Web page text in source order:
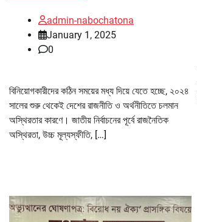
admin-nabochatona
January 1, 2025
0
বিনিয়োগকারীদের কঠিন সময়ের মধ্য দিয়ে যেতে হচ্ছে, ২০২৪
সালের শুরু থেকেই দেশের রাজনীতি ও অর্থনীতিতে চলমান
অস্থিরতার কারণে। জাতীয় নির্বাচনের পূর্বে রাজনৈতিক
অস্থিরতা, উচ্চ মূল্যস্ফীতি, […]